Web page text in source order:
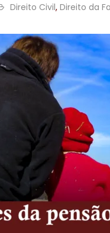
Direito Civil, Direito da